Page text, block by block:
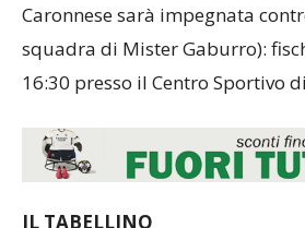
Caronnese sarà impegnata
squadra di Mister Gaburro):
16:30 presso il Centro Sportivo